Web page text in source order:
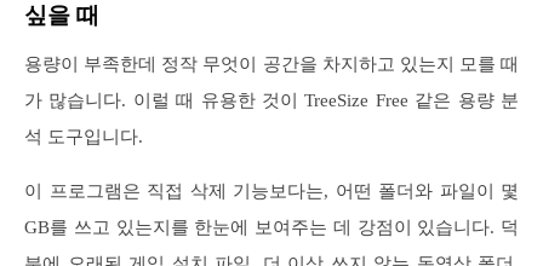
싶을 때
용량이 부족한데 정작 무엇이 공간을 차지하고 있는지 모를 때
가 많습니다. 이럴 때 유용한 것이 TreeSize Free 같은 용량 분
석 도구입니다.
이 프로그램은 직접 삭제 기능보다는, 어떤 폴더와 파일이 몇
GB를 쓰고 있는지를 한눈에 보여주는 데 강점이 있습니다. 덕